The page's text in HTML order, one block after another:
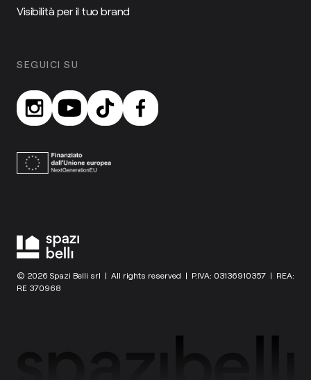
Visibilità per il tuo brand
SEGUICI SU
© 2026 Spazi Belli srl | All rights reserved | P.IVA: 03136910357 | REA:
RE 370968